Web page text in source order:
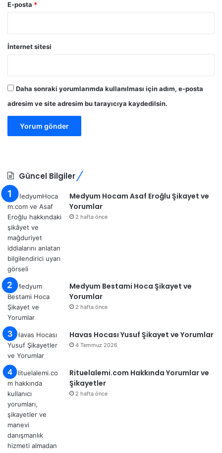
E-posta *
İnternet sitesi
Daha sonraki yorumlarımda kullanılması için adım, e-posta
adresim ve site adresim bu tarayıcıya kaydedilsin.
Güncel Bilgiler
Medyum Hocam Asaf Eroğlu Şikayet ve
Yorumlar
2 hafta önce
Medyum Bestami Hoca Şikayet ve
Yorumlar
2 hafta önce
Havas Hocası Yusuf Şikayet ve Yorumlar
4 Temmuz 2026
Rituelalemi.com Hakkında Yorumlar ve
Şikayetler
2 hafta önce